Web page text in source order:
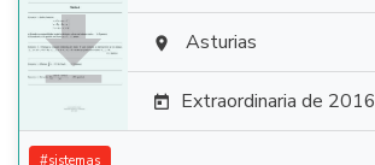
  Asturias
 Extraordinaria de 2016
#sistemas